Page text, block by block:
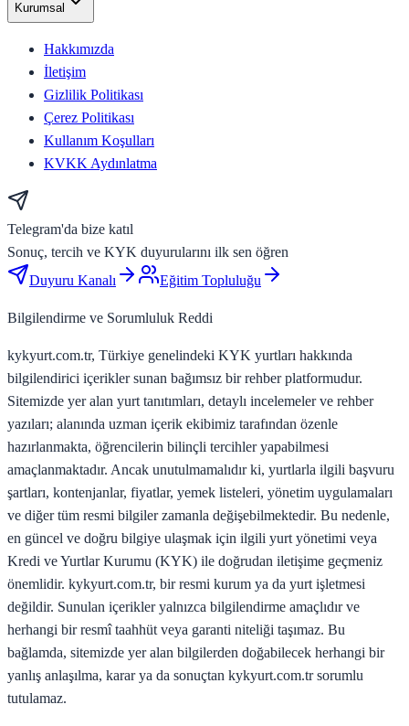
Kurumsal
Hakkımızda
İletişim
Gizlilik Politikası
Çerez Politikası
Kullanım Koşulları
KVKK Aydınlatma
Telegram'da bize katıl
Sonuç, tercih ve KYK duyurularını ilk sen öğren
Duyuru Kanalı
Eğitim Topluluğu
Bilgilendirme ve Sorumluluk Reddi
kykyurt.com.tr, Türkiye genelindeki KYK yurtları hakkında
bilgilendirici içerikler sunan bağımsız bir rehber platformudur.
Sitemizde yer alan yurt tanıtımları, detaylı incelemeler ve rehber
yazıları; alanında uzman içerik ekibimiz tarafından özenle
hazırlanmakta, öğrencilerin bilinçli tercihler yapabilmesi
amaçlanmaktadır. Ancak unutulmamalıdır ki, yurtlarla ilgili başvuru
şartları, kontenjanlar, fiyatlar, yemek listeleri, yönetim uygulamaları
ve diğer tüm resmi bilgiler zamanla değişebilmektedir. Bu nedenle,
en güncel ve doğru bilgiye ulaşmak için ilgili yurt yönetimi veya
Kredi ve Yurtlar Kurumu (KYK) ile doğrudan iletişime geçmeniz
önemlidir. kykyurt.com.tr, bir resmi kurum ya da yurt işletmesi
değildir. Sunulan içerikler yalnızca bilgilendirme amaçlıdır ve
herhangi bir resmî taahhüt veya garanti niteliği taşımaz. Bu
bağlamda, sitemizde yer alan bilgilerden doğabilecek herhangi bir
yanlış anlaşılma, karar ya da sonuçtan kykyurt.com.tr sorumlu
tutulamaz.